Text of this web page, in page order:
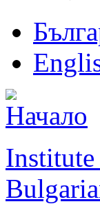
Institute